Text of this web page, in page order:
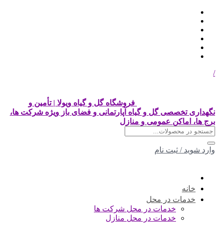
/
فروشگاه گل و گیاه ویولا | تأمین و
نگهداری تخصصی گل و گیاه آپارتمانی و فضای باز ویژه شرکت ها،
برج ها، اماکن عمومی و منازل
وارد شوید / ثبت نام
خانه
خدمات در محل
خدمات در محل شرکت ها
خدمات در محل منازل